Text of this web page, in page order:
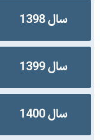
سال 1398
سال 1399
سال 1400